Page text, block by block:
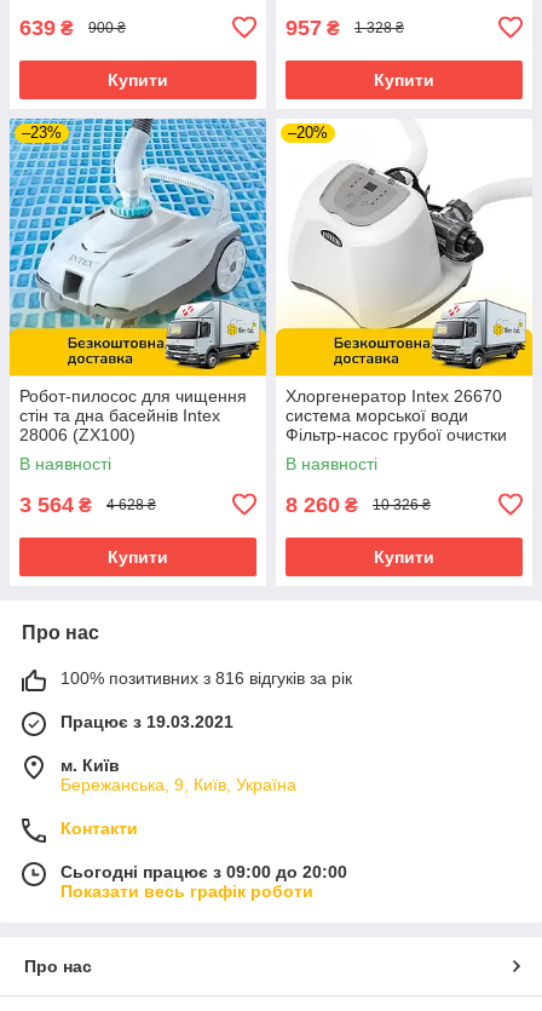
639 ₴ 900 ₴
Купити
957 ₴ 1 328 ₴
Купити
–23%
Робот-пилосос для чищення
стін та дна басейнів Intex
28006 (ZX100)
В наявності
3 564 ₴ 4 628 ₴
Купити
–20%
Хлоргенератор Intex 26670
система морської води
Фільтр-насос грубої очистки
води
В наявності
8 260 ₴ 10 326 ₴
Купити
Про нас
100% позитивних з 816 відгуків за рік
Працює з 19.03.2021
м. Київ
Бережанська, 9, Київ, Україна
Контакти
Сьогодні працює з 09:00 до 20:00
Показати весь графік роботи
Про нас